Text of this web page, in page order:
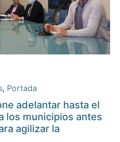
, Portada
adelantar hasta el
los municipios antes
agilizar la